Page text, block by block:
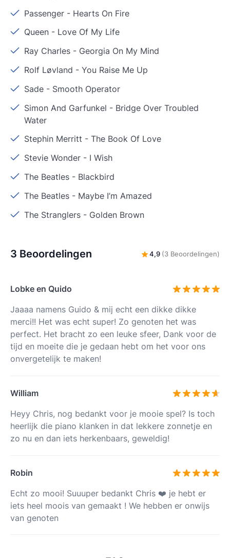
Passenger - Hearts On Fire
Queen - Love Of My Life
Ray Charles - Georgia On My Mind
Rolf Løvland -You Raise Me Up
Sade - Smooth Operator
Simon And Garfunkel - Bridge Over Troubled
Water
Stephin Merritt -The Book Of Love
Stevie Wonder - I Wish
The Beatles - Blackbird
The Beatles - Maybe I’m Amazed
The Stranglers - Golden Brown
3 Beoordelingen 4,9 (3 Beoordelingen)
Lobke en Quido
Jaaaa namens Guido & mij echt een dikke dikke
merci!! Het was echt super! Zo genoten het was
perfect. Het bracht zo een leuke sfeer, Dank voor de
tijd en moeite die je gedaan hebt om het voor ons
onvergetelijk te maken!
William
Heyy Chris, nog bedankt voor je mooie spel? Is toch
heerlijk die piano klanken in dat lekkere zonnetje en
zo nu en dan iets herkenbaars, geweldig!
Robin
Echt zo mooi! Suuuper bedankt Chris ❤️ je hebt er
iets heel moois van gemaakt ! We hebben er onwijs
van genoten